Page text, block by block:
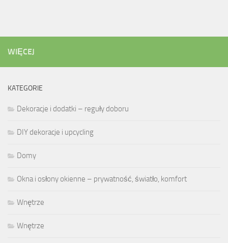
WIĘCEJ
KATEGORIE
Dekoracje i dodatki – reguły doboru
DIY dekoracje i upcycling
Domy
Okna i osłony okienne – prywatność, światło, komfort
Wnętrze
Wnętrze